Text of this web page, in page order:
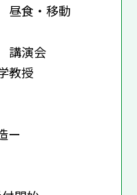
昼食・移動
講演会
大学教授
ー